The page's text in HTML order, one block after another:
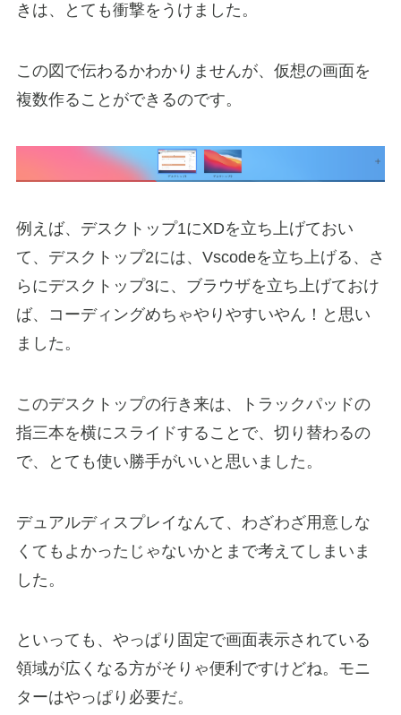
きは、とても衝撃をうけました。
この図で伝わるかわかりませんが、仮想の画面を
複数作ることができるのです。
例えば、デスクトップ1にXDを立ち上げておい
て、デスクトップ2には、Vscodeを立ち上げる、さ
らにデスクトップ3に、ブラウザを立ち上げておけ
ば、コーディングめちゃやりやすいやん！と思い
ました。
このデスクトップの行き来は、トラックパッドの
指三本を横にスライドすることで、切り替わるの
で、とても使い勝手がいいと思いました。
デュアルディスプレイなんて、わざわざ用意しな
くてもよかったじゃないかとまで考えてしまいま
した。
といっても、やっぱり固定で画面表示されている
領域が広くなる方がそりゃ便利ですけどね。モニ
ターはやっぱり必要だ。